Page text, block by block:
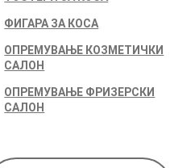
ФИГАРА ЗА КОСА
ОПРЕМУВАЊЕ КОЗМЕТИЧКИ
САЛОН
ОПРЕМУВАЊЕ ФРИЗЕРСКИ
САЛОН